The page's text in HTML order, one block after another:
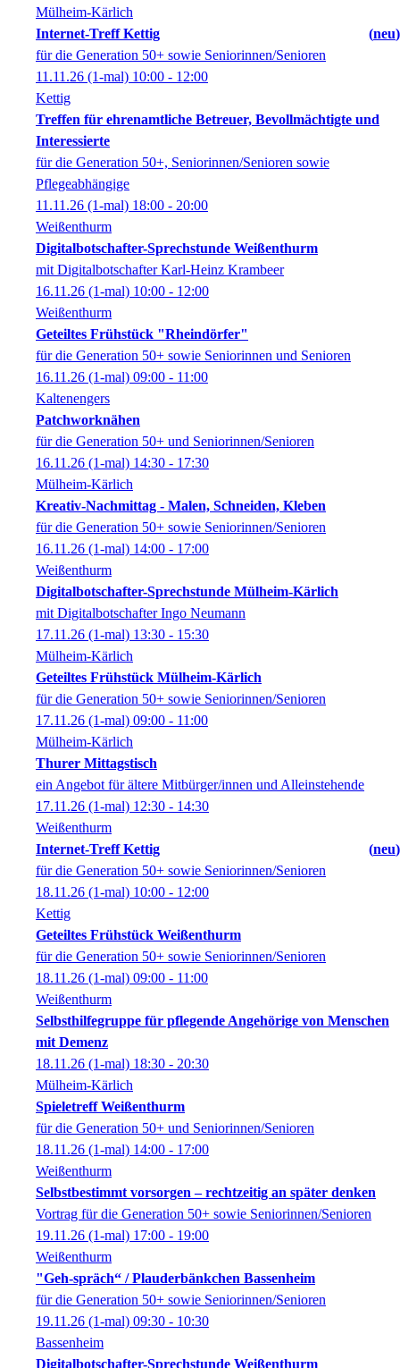
Mülheim-Kärlich
Internet-Treff Kettig
neu
für die Generation 50+ sowie Seniorinnen/Senioren
11.11.26 (1-mal) 10:00 - 12:00
Kettig
Treffen für ehrenamtliche Betreuer, Bevollmächtigte und
Interessierte
für die Generation 50+, Seniorinnen/Senioren sowie
Pflegeabhängige
11.11.26 (1-mal) 18:00 - 20:00
Weißenthurm
Digitalbotschafter-Sprechstunde Weißenthurm
mit Digitalbotschafter Karl-Heinz Krambeer
16.11.26 (1-mal) 10:00 - 12:00
Weißenthurm
Geteiltes Frühstück "Rheindörfer"
für die Generation 50+ sowie Seniorinnen und Senioren
16.11.26 (1-mal) 09:00 - 11:00
Kaltenengers
Patchworknähen
für die Generation 50+ und Seniorinnen/Senioren
16.11.26 (1-mal) 14:30 - 17:30
Mülheim-Kärlich
Kreativ-Nachmittag - Malen, Schneiden, Kleben
für die Generation 50+ sowie Seniorinnen/Senioren
16.11.26 (1-mal) 14:00 - 17:00
Weißenthurm
Digitalbotschafter-Sprechstunde Mülheim-Kärlich
mit Digitalbotschafter Ingo Neumann
17.11.26 (1-mal) 13:30 - 15:30
Mülheim-Kärlich
Geteiltes Frühstück Mülheim-Kärlich
für die Generation 50+ sowie Seniorinnen/Senioren
17.11.26 (1-mal) 09:00 - 11:00
Mülheim-Kärlich
Thurer Mittagstisch
ein Angebot für ältere Mitbürger/innen und Alleinstehende
17.11.26 (1-mal) 12:30 - 14:30
Weißenthurm
Internet-Treff Kettig
neu
für die Generation 50+ sowie Seniorinnen/Senioren
18.11.26 (1-mal) 10:00 - 12:00
Kettig
Geteiltes Frühstück Weißenthurm
für die Generation 50+ sowie Seniorinnen/Senioren
18.11.26 (1-mal) 09:00 - 11:00
Weißenthurm
Selbsthilfegruppe für pflegende Angehörige von Menschen
mit Demenz
18.11.26 (1-mal) 18:30 - 20:30
Mülheim-Kärlich
Spieletreff Weißenthurm
für die Generation 50+ und Seniorinnen/Senioren
18.11.26 (1-mal) 14:00 - 17:00
Weißenthurm
Selbstbestimmt vorsorgen – rechtzeitig an später denken
Vortrag für die Generation 50+ sowie Seniorinnen/Senioren
19.11.26 (1-mal) 17:00 - 19:00
Weißenthurm
"Geh-spräch“ / Plauderbänkchen Bassenheim
für die Generation 50+ sowie Seniorinnen/Senioren
19.11.26 (1-mal) 09:30 - 10:30
Bassenheim
Digitalbotschafter-Sprechstunde Weißenthurm